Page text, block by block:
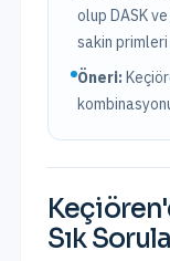
olup DASK
sakin primleri
Öneri:
Keçiören
Sık